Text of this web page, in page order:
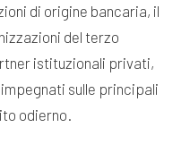
di origine bancaria, il
del terzo
istituzionali privati,
sulle principali
odierno.